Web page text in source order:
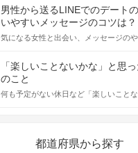
てアプローチできるかにも左右されま
格的に始めようとしている方は、女性
をしっかりと理解し、正しい行動に移
記事では、女性が話しかけて欲しい時
合にどのような行動に繋げるべきかを
男性から送るLINEでのデート
いやすいメッセージのコツは？
気になる女性と出会い、メッセージの
しかし、中には「どう誘ったらいいの
っしゃるのではないでしょうか。 そこ
送るLINEでのデートの誘い方のコツを
えながら解説するので、ぜひ参考にして
「楽しいことないかな」と思
のこと
何も予定がない休日など「楽しいこと
の楽しいことアイデアを集めました♪
都道府県から探す